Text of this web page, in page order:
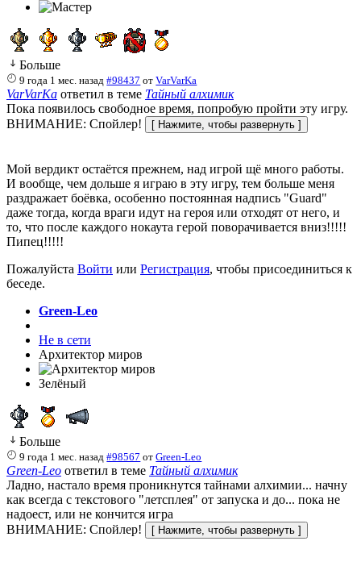
Больше
9 года 1 мес. назад #98437 отVarVarKa
VarVarKa ответил в теме Тайный алхимик
Пока появилось свободное время, попробую пройти эту игру.
ВНИМАНИЕ: Спойлер!
Мой вердикт остаётся прежнем, над игрой щё много работы.
И вообще, чем дольше я играю в эту игру, тем больше меня
раздражает боёвка, особенно постоянная надпись "Guard"
даже тогда, когда враги идут на героя или отходят от него, и
то, что после каждого нокаута герой поворачивается вниз!!!!!
Пипец!!!!!
Пожалуйста Войти или Регистрация, чтобы присоединиться к
беседе.
Green-Leo
Не в сети
Архитектор миров
Зелёный
Больше
9 года 1 мес. назад #98567 отGreen-Leo
Green-Leo ответил в теме Тайный алхимик
Ладно, настало время проникнутся тайнами алхимии... начну
как всегда с текстового "летсплея" от запуска и до... пока не
надоест, или не кончится игра
ВНИМАНИЕ: Спойлер!